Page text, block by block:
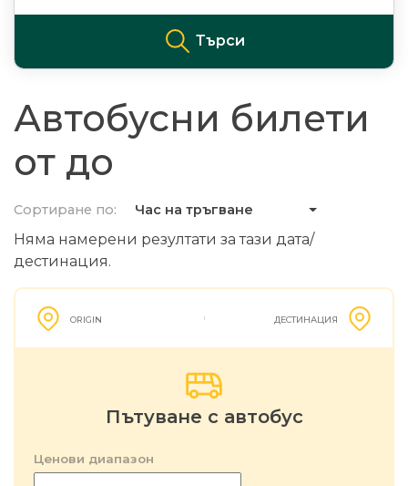
Търси
Автобусни билети
от до
Сортиране по: Час на тръгване
Няма намерени резултати за тази дата/
дестинация.
ORIGIN ДЕСТИНАЦИЯ
Пътуване с автобус
Ценови диапазон